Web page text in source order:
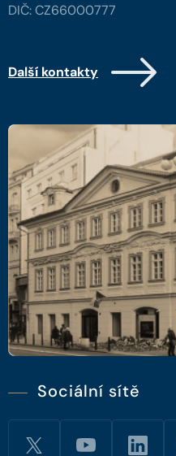
DIČ: CZ66000777
Další kontakty
Sociální sítě